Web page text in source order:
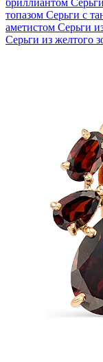
топазом Серьги с
аметистом Серьги
Серьги из желтого